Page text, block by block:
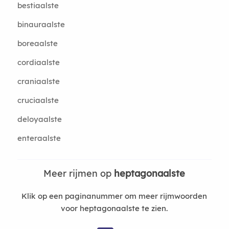
bestiaalste
binauraalste
boreaalste
cordiaalste
craniaalste
cruciaalste
deloyaalste
enteraalste
Meer rijmen op heptagonaalste
Klik op een paginanummer om meer rijmwoorden
voor heptagonaalste te zien.